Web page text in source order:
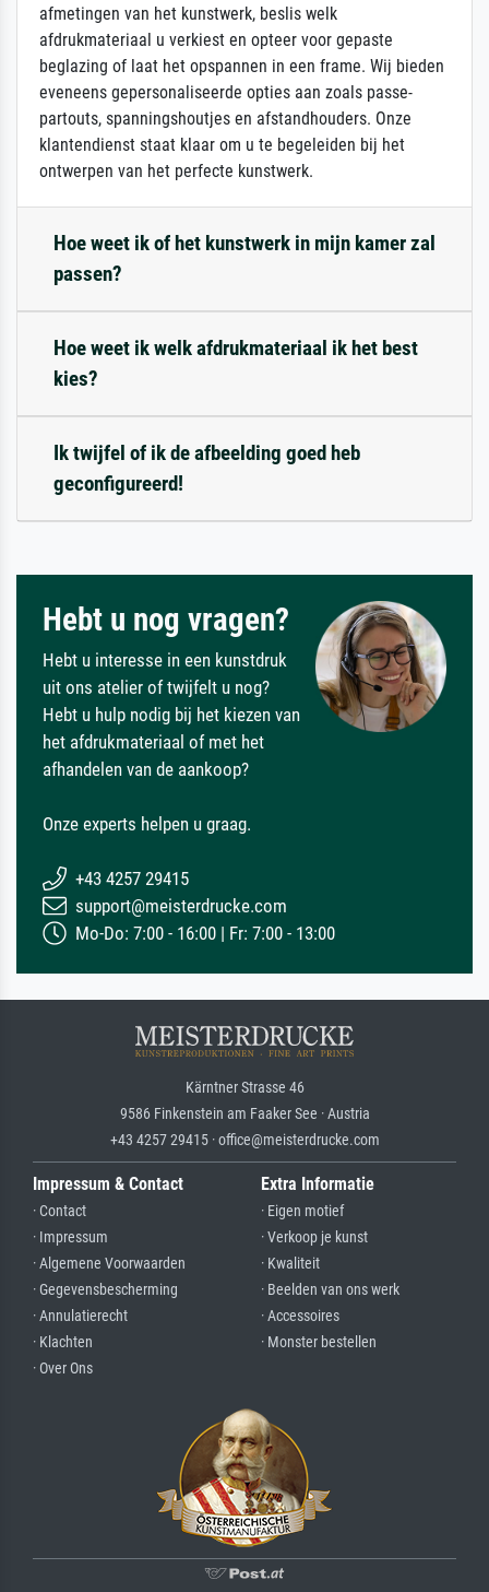
afmetingen van het kunstwerk, beslis welk
afdrukmateriaal u verkiest en opteer voor gepaste
beglazing of laat het opspannen in een frame. Wij bieden
eveneens gepersonaliseerde opties aan zoals passe-
partouts, spanningshoutjes en afstandhouders. Onze
klantendienst staat klaar om u te begeleiden bij het
ontwerpen van het perfecte kunstwerk.
Hoe weet ik of het kunstwerk in mijn kamer zal
passen?
Hoe weet ik welk afdrukmateriaal ik het best
kies?
Ik twijfel of ik de afbeelding goed heb
geconfigureerd!
Hebt u nog vragen?
Hebt u interesse in een kunstdruk
uit ons atelier of twijfelt u nog?
Hebt u hulp nodig bij het kiezen van
het afdrukmateriaal of met het
afhandelen van de aankoop?
Onze experts helpen u graag.
+43 4257 29415
support@meisterdrucke.com
Mo-Do: 7:00 - 16:00 | Fr: 7:00 - 13:00
Kärntner Strasse 46
9586 Finkenstein am Faaker See · Austria
+43 4257 29415 · office@meisterdrucke.com
Impressum & Contact
· Contact
· Impressum
· Algemene Voorwaarden
· Gegevensbescherming
· Annulatierecht
· Klachten
· Over Ons
Extra Informatie
· Eigen motief
· Verkoop je kunst
· Kwaliteit
· Beelden van ons werk
· Accessoires
· Monster bestellen